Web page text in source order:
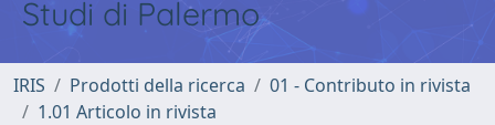
Studi di Palermo
IRIS Prodotti della ricerca
01 - Contributo in rivista
1.01 Articolo in rivista